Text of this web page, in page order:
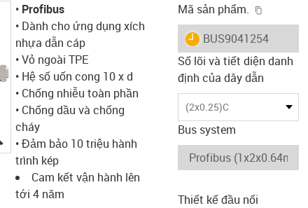
igus-icon-lupe
• Profibus
• Dành cho ứng dụng xích
nhựa dẫn cáp
• Vỏ ngoài TPE
• Hệ số uốn cong 10 x d
• Chống nhiễu toàn phần
• Chống dầu và chống
cháy
• Đảm bảo 10 triệu hành
trình kép
Cam kết vận hành lên
tới 4 năm
Mã sản phẩm.
igus-icon-lieferzeit
BUS9041254
Số lõi và tiết diện danh
định của dây dẫn
(2x0.25)C
Bus system
Thiết kế đầu nối